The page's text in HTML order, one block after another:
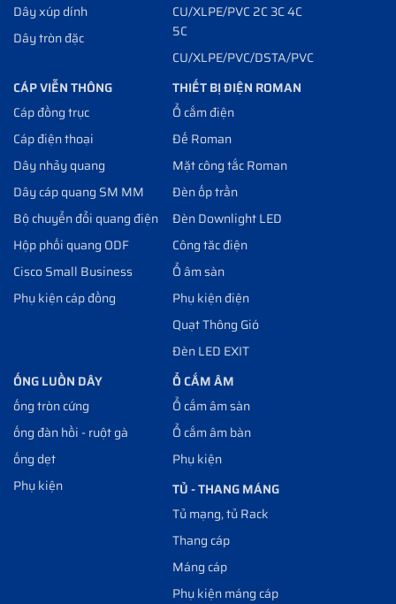
Dây xúp dính
Dây tròn đặc
CU/XLPE/PVC 2C 3C 4C
5C
CU/XLPE/PVC/DSTA/PVC
CÁP VIỄN THÔNG
Cáp đồng trục
Cáp điện thoại
Dây nhảy quang
Dây cáp quang SM MM
Bộ chuyển đổi quang điện
Hộp phối quang ODF
Cisco Small Business
Phụ kiện cáp đồng
THIẾT BỊ ĐIỆN ROMAN
Ổ cắm điện
Đế Roman
Mặt công tắc Roman
Đèn ốp trần
Đèn Downlight LED
Công tăc điện
Ổ âm sàn
Phụ kiện điện
Quạt Thông Gió
Đèn LED EXIT
ỐNG LUỒN DÂY
ống tròn cứng
ống đàn hồi - ruột gà
ống dẹt
Phụ kiện
Ổ CẮM ÂM
Ổ cắm âm sàn
Ổ cắm âm bàn
Phụ kiện
TỦ - THANG MÁNG
Tủ mạng, tủ Rack
Thang cáp
Máng cáp
Phụ kiện máng cáp